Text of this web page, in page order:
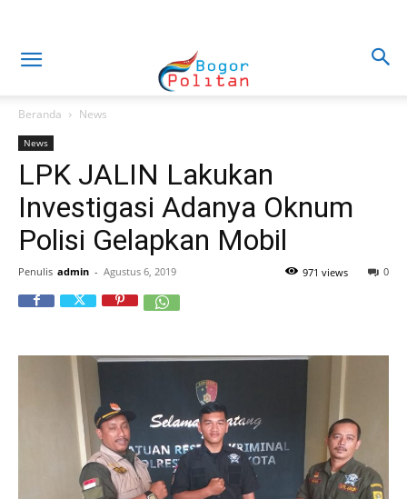
Beranda News
News
LPK JALIN Lakukan
Investigasi Adanya Oknum
Polisi Gelapkan Mobil
Penulis admin - Agustus 6, 2019 0
971 views